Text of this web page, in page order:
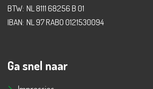
BTW: NL 8111 68256 B 01
IBAN: NL 97 RABO 0121530094
Ga snel naar